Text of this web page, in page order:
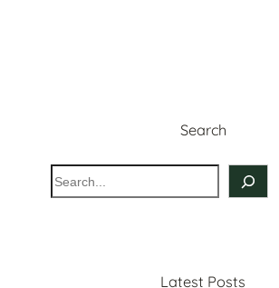
Search
S
e
Latest Posts